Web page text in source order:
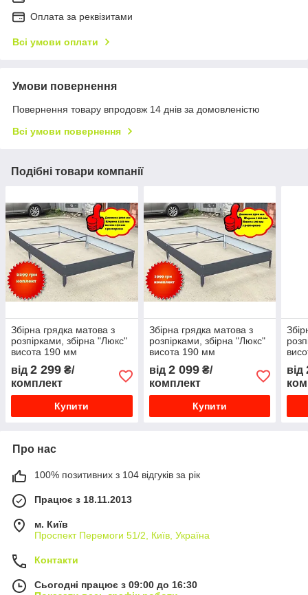
Оплата за реквізитами
Всі умови оплати
Умови повернення
Повернення товару впродовж 14 днів за домовленістю
Всі умови повернення
Подібні товари компанії
Збірна грядка матова з
розпірками, збірна "Люкс"
висота 190 мм
від 2 299 ₴/
комплект
Купити
Збірна грядка матова з
розпірками, збірна "Люкс"
висота 190 мм
від 2 099₴/
комплект
Купити
від
Про нас
100% позитивних з 104 відгуків за рік
Працює з 18.11.2013
м. Київ
Проспект Перемоги 51/2, Київ, Україна
Контакти
Сьогодні працює з 09:00 до 16:30